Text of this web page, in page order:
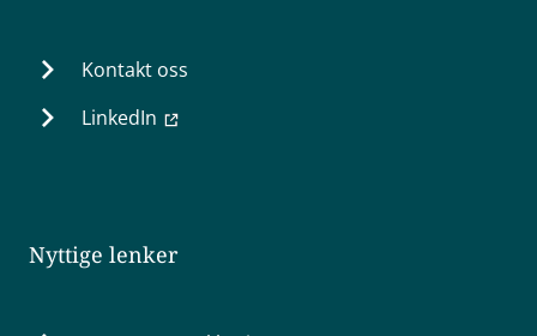
Kontakt oss
LinkedIn
Nyttige lenker